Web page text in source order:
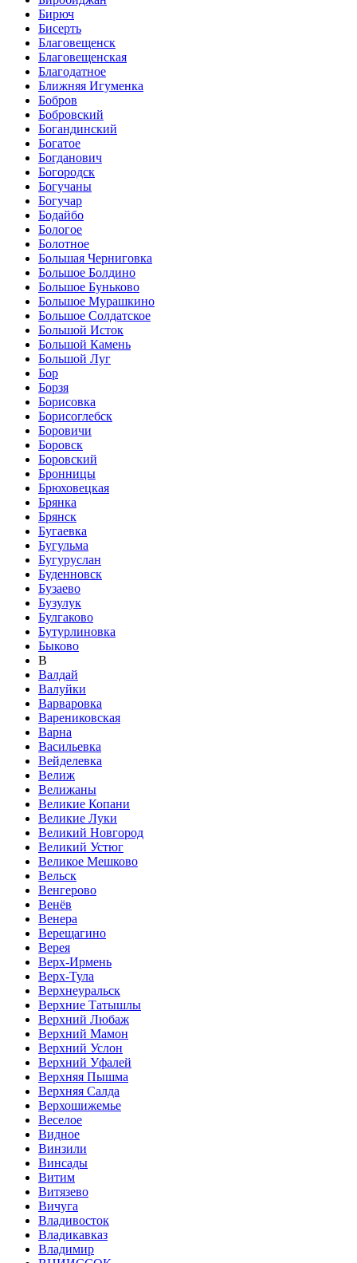
Бирюч
Бисерть
Благовещенск
Благовещенская
Благодатное
Ближняя Игуменка
Бобров
Бобровский
Богандинский
Богатое
Богданович
Богородск
Богучаны
Богучар
Бодайбо
Бологое
Болотное
Большая Черниговка
Большое Болдино
Большое Буньково
Большое Мурашкино
Большое Солдатское
Большой Исток
Большой Камень
Большой Луг
Бор
Борзя
Борисовка
Борисоглебск
Боровичи
Боровск
Боровский
Бронницы
Брюховецкая
Брянка
Брянск
Бугаевка
Бугульма
Бугуруслан
Буденновск
Бузаево
Бузулук
Булгаково
Бутурлиновка
Быково
В
Валдай
Валуйки
Варваровка
Варениковская
Варна
Васильевка
Вейделевка
Велиж
Велижаны
Великие Копани
Великие Луки
Великий Новгород
Великий Устюг
Великое Мешково
Вельск
Венгерово
Венёв
Венера
Верещагино
Верея
Верх-Ирмень
Верх-Тула
Верхнеуральск
Верхние Татышлы
Верхний Любаж
Верхний Мамон
Верхний Услон
Верхний Уфалей
Верхняя Пышма
Верхняя Салда
Верхошижемье
Веселое
Видное
Винзили
Винсады
Витим
Витязево
Вичуга
Владивосток
Владикавказ
Владимир